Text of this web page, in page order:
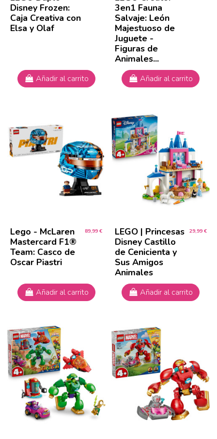
Disney Frozen:
Caja Creativa con
Elsa y Olaf
Añadir al carrito
3en1 Fauna
Salvaje: León
Majestuoso de
Juguete -
Figuras de
Animales...
Añadir al carrito
Lego - McLaren
Mastercard F1®
Team: Casco de
Oscar Piastri
89,99 €
Añadir al carrito
LEGO | Princesas
Disney Castillo
de Cenicienta y
Sus Amigos
Animales
29,99 €
Añadir al carrito